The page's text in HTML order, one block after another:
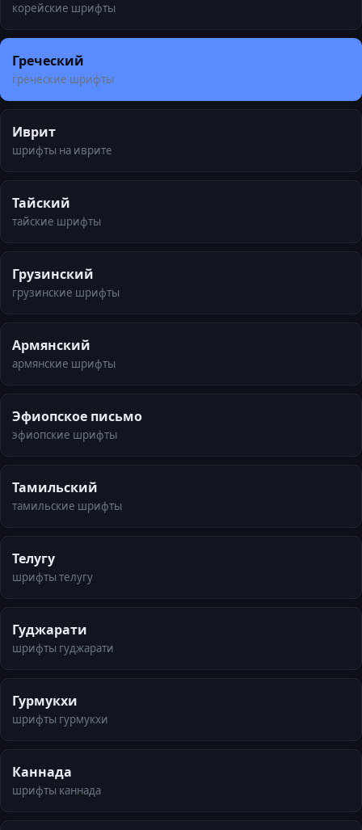
корейские шрифты
Греческий
греческие шрифты
Иврит
шрифты на иврите
Тайский
тайские шрифты
Грузинский
грузинские шрифты
Армянский
армянские шрифты
Эфиопское письмо
эфиопские шрифты
Тамильский
тамильские шрифты
Телугу
шрифты телугу
Гуджарати
шрифты гуджарати
Гурмукхи
шрифты гурмукхи
Каннада
шрифты каннада